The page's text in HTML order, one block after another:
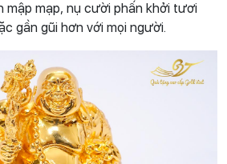
mập mạp, nụ cười phấn khởi tươi
gần gũi hơn với mọi người.